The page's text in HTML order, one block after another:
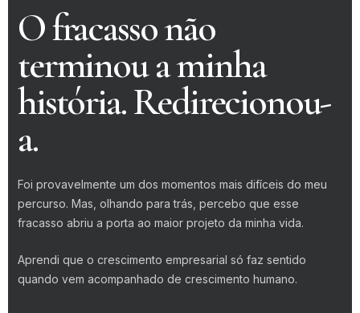
O fracasso não
terminou a minha
história. Redirecionou-
a.
Foi provavelmente um dos momentos mais difíceis do meu
percurso. Mas, olhando para trás, percebo que esse
fracasso abriu a porta ao maior projeto da minha vida.
Aprendi que o crescimento empresarial só faz sentido
quando vem acompanhado de crescimento humano.